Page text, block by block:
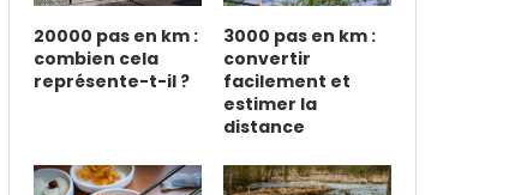
20000 pas en km :
combien cela
représente-t-il ?
3000 pas en km :
convertir
facilement et
estimer la
distance